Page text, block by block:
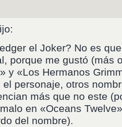
el Joker? No es
porque me gustó (más
y «Los Hermanos
el personaje, otros
más que no este
en «Oceans
del nombre).